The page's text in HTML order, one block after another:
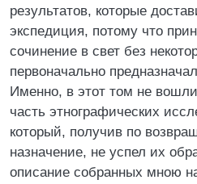
результатов, которые
экспедиция, потому что
сочинение в свет без
первоначально
Именно, в этот том не
часть этнографических
который, получив по
назначение, не успел их
описание собранных мною